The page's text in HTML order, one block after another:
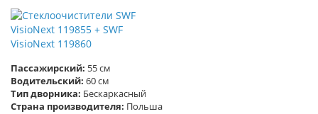
Пассажирский: 55 см
Водительский: 60 см
Тип дворника: Бескаркасный
Страна производителя: Польша